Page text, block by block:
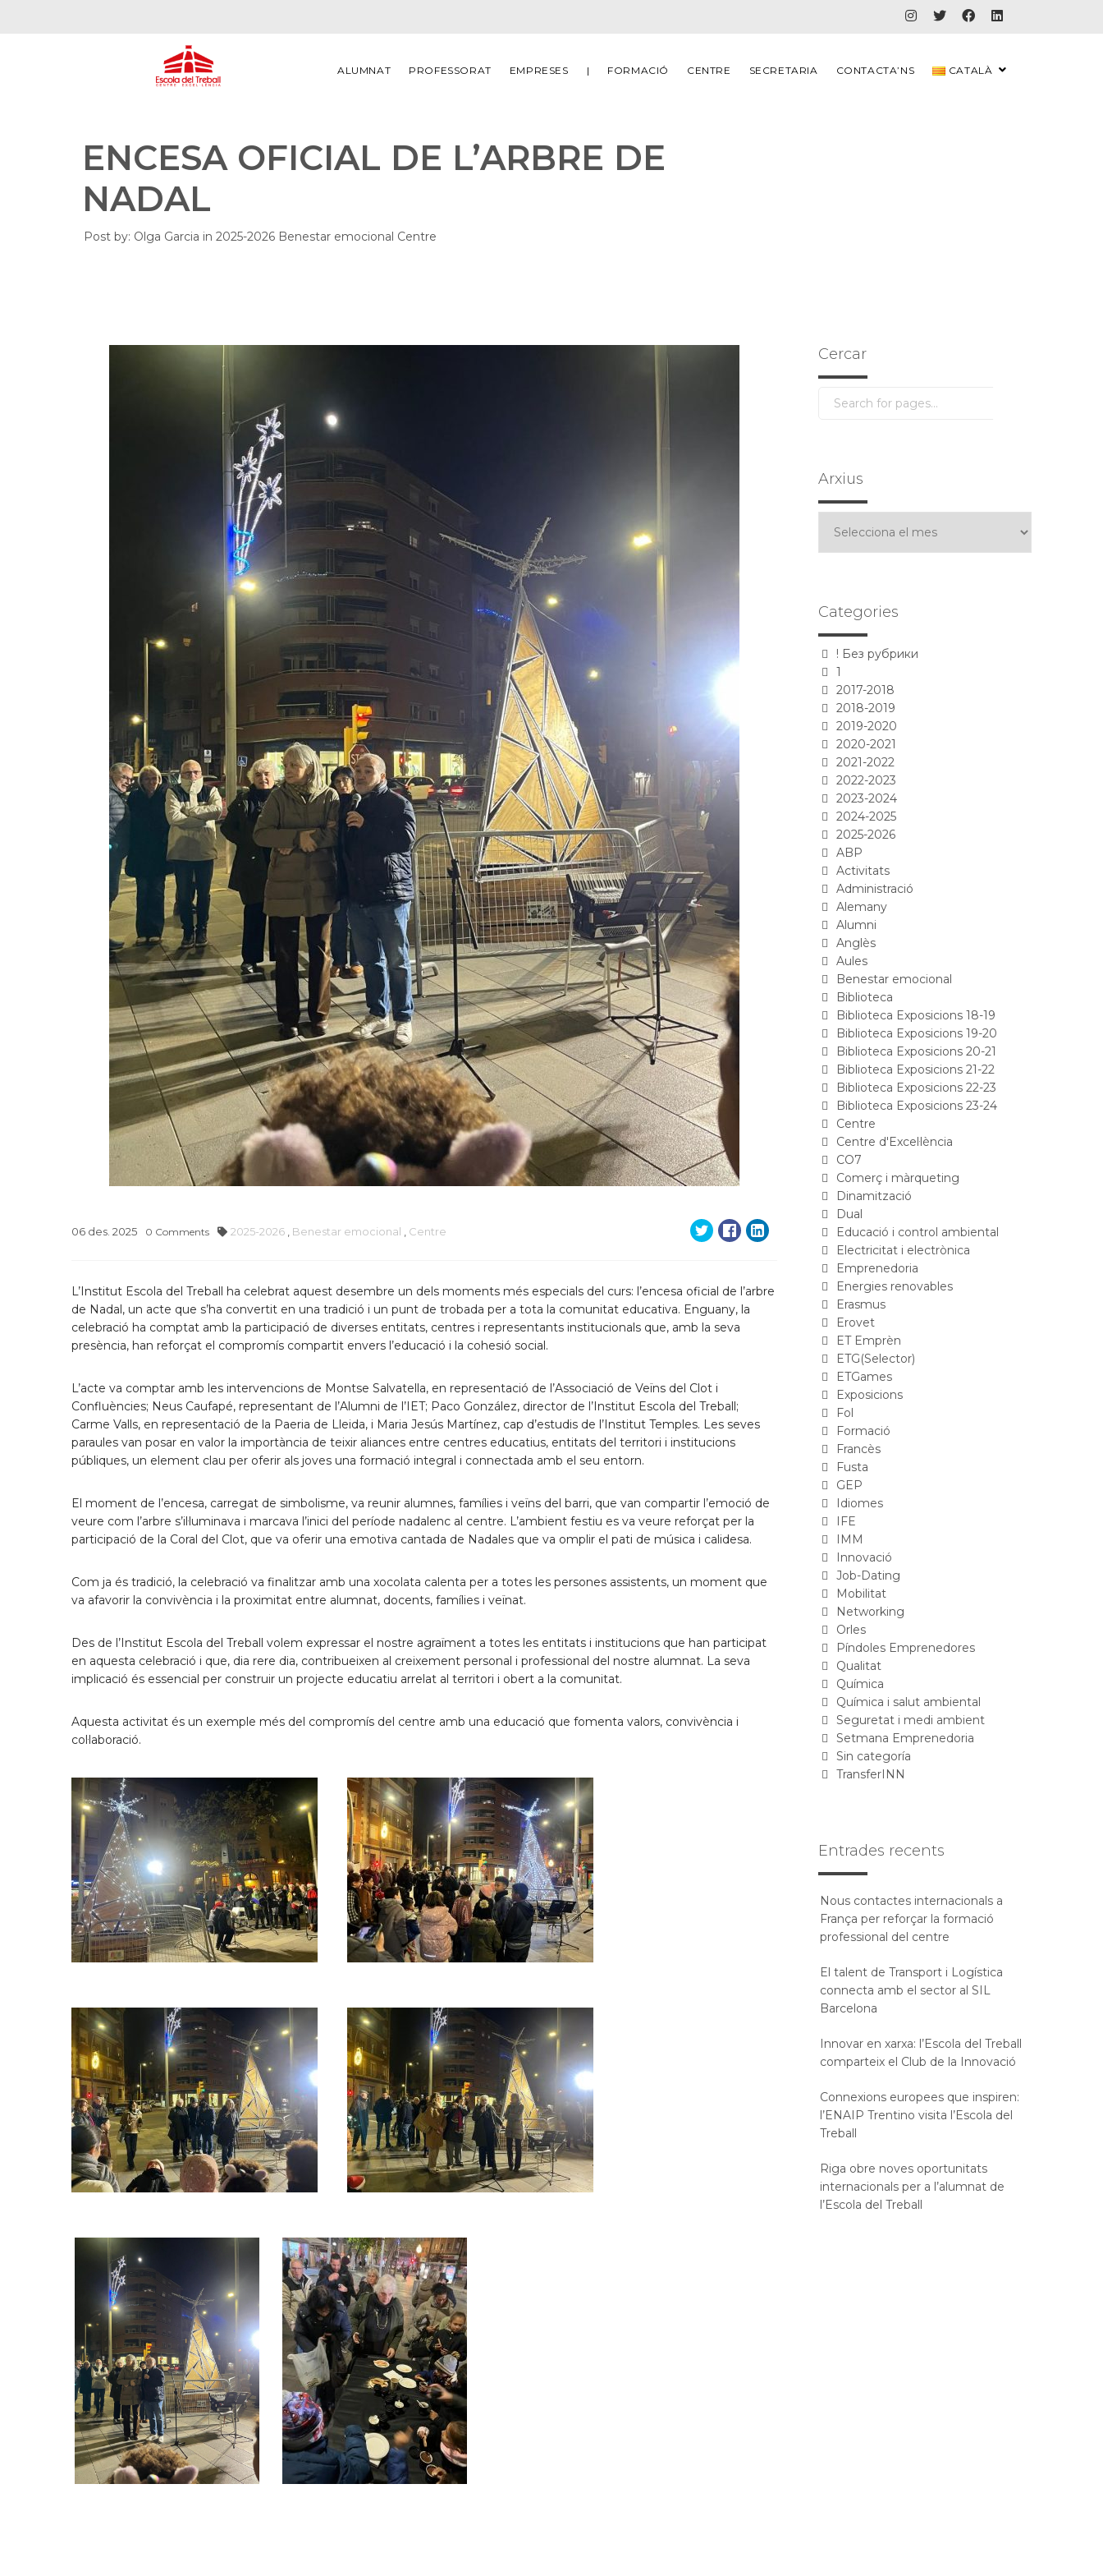
ALUMNAT PROFESSORAT EMPRESES | FORMACIÓ CENTRE SECRETARIA CONTACTA’NS CATALÀ
ENCESA OFICIAL DE L’ARBRE DE
NADAL
Post by: Olga Garcia in 2025-2026 Benestar emocional Centre
06 des. 2025 0 Comments 2025-2026 Benestar emocional Centre
L’Institut Escola del Treball ha celebrat aquest desembre un dels moments més especials del curs: l’encesa oficial de l’arbre
de Nadal, un acte que s’ha convertit en una tradició i un punt de trobada per a tota la comunitat educativa. Enguany, la
celebració ha comptat amb la participació de diverses entitats, centres i representants institucionals que, amb la seva
presència, han reforçat el compromís compartit envers l’educació i la cohesió social.
L’acte va comptar amb les intervencions de Montse Salvatella, en representació de l’Associació de Veïns del Clot i
Confluències; Neus Caufapé, representant de l’Alumni de l’IET; Paco González, director de l’Institut Escola del Treball;
Carme Valls, en representació de la Paeria de Lleida, i Maria Jesús Martínez, cap d’estudis de l’Institut Temples. Les seves
paraules van posar en valor la importància de teixir aliances entre centres educatius, entitats del territori i institucions
públiques, un element clau per oferir als joves una formació integral i connectada amb el seu entorn.
El moment de l’encesa, carregat de simbolisme, va reunir alumnes, famílies i veïns del barri, que van compartir l’emoció de
veure com l’arbre s’il·luminava i marcava l’inici del període nadalenc al centre. L’ambient festiu es va veure reforçat per la
participació de la Coral del Clot, que va oferir una emotiva cantada de Nadales que va omplir el pati de música i calidesa.
Com ja és tradició, la celebració va finalitzar amb una xocolata calenta per a totes les persones assistents, un moment que
va afavorir la convivència i la proximitat entre alumnat, docents, famílies i veïnat.
Des de l’Institut Escola del Treball volem expressar el nostre agraïment a totes les entitats i institucions que han participat
en aquesta celebració i que, dia rere dia, contribueixen al creixement personal i professional del nostre alumnat. La seva
implicació és essencial per construir un projecte educatiu arrelat al territori i obert a la comunitat.
Aquesta activitat és un exemple més del compromís del centre amb una educació que fomenta valors, convivència i
col·laboració.
Cercar
Arxius
Categories
! Без рубрики
1
2017-2018
2018-2019
2019-2020
2020-2021
2021-2022
2022-2023
2023-2024
2024-2025
2025-2026
ABP
Activitats
Administració
Alemany
Alumni
Anglès
Aules
Benestar emocional
Biblioteca
Biblioteca Exposicions 18-19
Biblioteca Exposicions 19-20
Biblioteca Exposicions 20-21
Biblioteca Exposicions 21-22
Biblioteca Exposicions 22-23
Biblioteca Exposicions 23-24
Centre
Centre d'Excel·lència
CO7
Comerç i màrqueting
Dinamització
Dual
Educació i control ambiental
Electricitat i electrònica
Emprenedoria
Energies renovables
Erasmus
Erovet
ET Emprèn
ETG(Selector)
ETGames
Exposicions
Fol
Formació
Francès
Fusta
GEP
Idiomes
IFE
IMM
Innovació
Job-Dating
Mobilitat
Networking
Orles
Píndoles Emprenedores
Qualitat
Química
Química i salut ambiental
Seguretat i medi ambient
Setmana Emprenedoria
Sin categoría
TransferINN
Entrades recents
Nous contactes internacionals a
França per reforçar la formació
professional del centre
El talent de Transport i Logística
connecta amb el sector al SIL
Barcelona
Innovar en xarxa: l’Escola del Treball
comparteix el Club de la Innovació
Connexions europees que inspiren:
l’ENAIP Trentino visita l’Escola del
Treball
Riga obre noves oportunitats
internacionals per a l’alumnat de
l’Escola del Treball